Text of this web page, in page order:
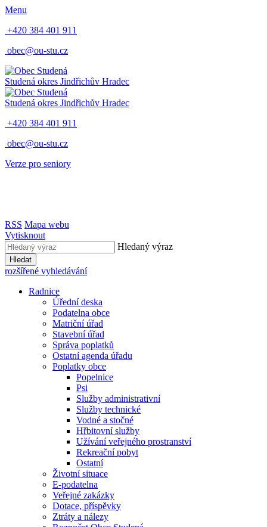
Menu
+420 384 401 911
obec@ou-stu.cz
Studená okres Jindřichův Hradec
Studená okres Jindřichův Hradec
+420 384 401 911
obec@ou-stu.cz
Verze pro seniory
RSS Mapa webu
Vytisknout
Hledaný výraz
Hledat
rozšířené vyhledávání
Radnice
Úřední deska
Podatelna obce
Matriční úřad
Stavební úřad
Správa poplatků
Ostatní agenda úřadu
Poplatky obce
Popelnice
Psi
Služby administrativní
Služby technické
Vodné a stočné
Hřbitovní služby
Užívání veřejného prostranství
Rekreační pobyt
Ostatní
Životní situace
E-podatelna
Veřejné zakázky
Dotace, příspěvky
Ztráty a nálezy